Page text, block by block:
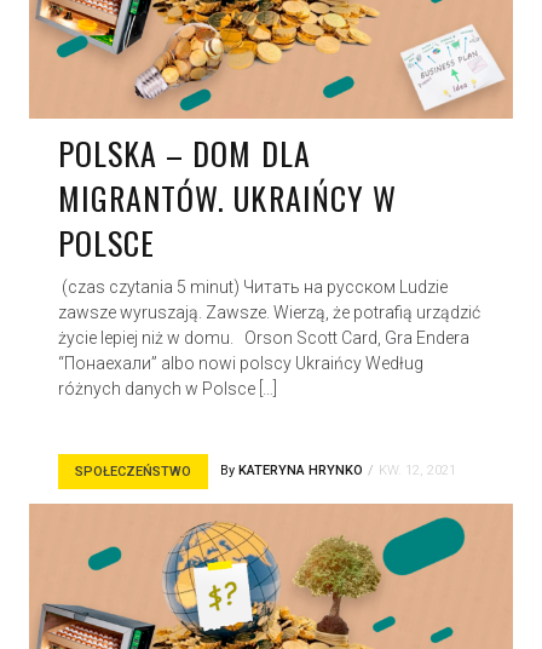
POLSKA – DOM DLA
MIGRANTÓW. UKRAIŃCY W
POLSCE
(czas czytania 5 minut) Читать на русском Ludzie
zawsze wyruszają. Zawsze. Wierzą, że potrafią urządzić
życie lepiej niż w domu. Orson Scott Card, Gra Endera
“Понаехали” albo nowi polscy Ukraińcy Według
różnych danych w Polsce […]
SPOŁECZEŃSTWO By KATERYNA HRYNKO KW. 12, 2021